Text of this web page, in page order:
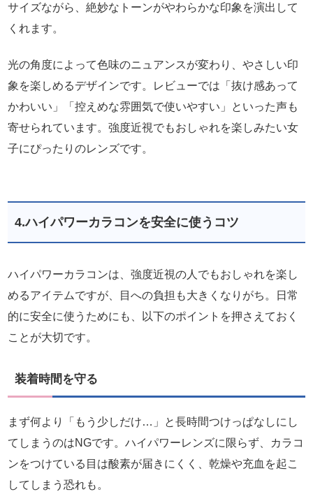
サイズながら、絶妙なトーンがやわらかな印象を演出して
くれます。
光の角度によって色味のニュアンスが変わり、やさしい印
象を楽しめるデザインです。レビューでは「抜け感あって
かわいい」「控えめな雰囲気で使いやすい」といった声も
寄せられています。強度近視でもおしゃれを楽しみたい女
子にぴったりのレンズです。
4.ハイパワーカラコンを安全に使うコツ
ハイパワーカラコンは、強度近視の人でもおしゃれを楽し
めるアイテムですが、目への負担も大きくなりがち。日常
的に安全に使うためにも、以下のポイントを押さえておく
ことが大切です。
装着時間を守る
まず何より「もう少しだけ…」と長時間つけっぱなしにし
てしまうのはNGです。ハイパワーレンズに限らず、カラコ
ンをつけている目は酸素が届きにくく、乾燥や充血を起こ
してしまう恐れも。